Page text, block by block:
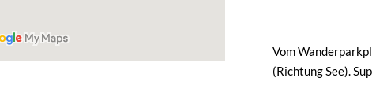
Vom
(Richtung See).